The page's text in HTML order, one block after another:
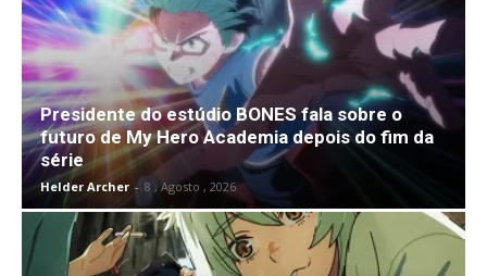
Presidente do estúdio BONES fala sobre o
futuro de My Hero Academia depois do fim da
série
Helder Archer - 8 , Agosto , 2026